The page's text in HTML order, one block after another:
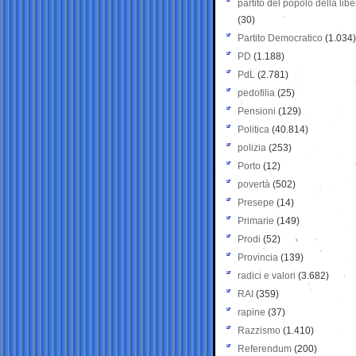
partito del popolo della
(30)
Partito Democratico (1.034)
PD (1.188)
PdL (2.781)
pedofilia (25)
Pensioni (129)
Politica (40.814)
polizia (253)
Porto (12)
povertà (502)
Presepe (14)
Primarie (149)
Prodi (52)
Provincia (139)
radici e valori (3.682)
RAI (359)
rapine (37)
Razzismo (1.410)
Referendum (200)